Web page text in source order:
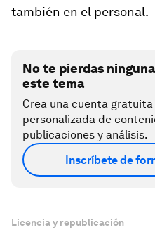
también en el personal.
No te pierdas
este tema
Crea una cuenta
personalizada de
publicaciones y análisis.
Inscríbete de
Licencia y republicación